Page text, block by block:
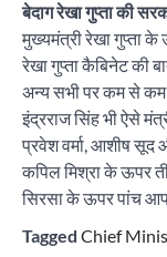
बेदाग रेखा गुप्ता की
मुख्यमंत्री रेखा गुप्ता के
रेखा गुप्ता कैबिनेट की
अन्य सभी पर कम से कम
इंद्रराज सिंह भी ऐसे
प्रवेश वर्मा, आशीष
कपिल मिश्रा के ऊपर
सिरसा के ऊपर पांच
Tagged Chief